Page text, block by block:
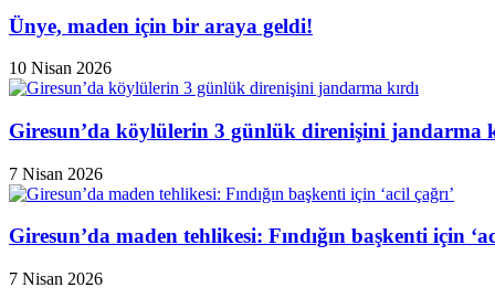
Ünye, maden için bir araya geldi!
10 Nisan 2026
Giresun’da köylülerin 3 günlük direnişini jandarma
7 Nisan 2026
Giresun’da maden tehlikesi: Fındığın başkenti için
7 Nisan 2026